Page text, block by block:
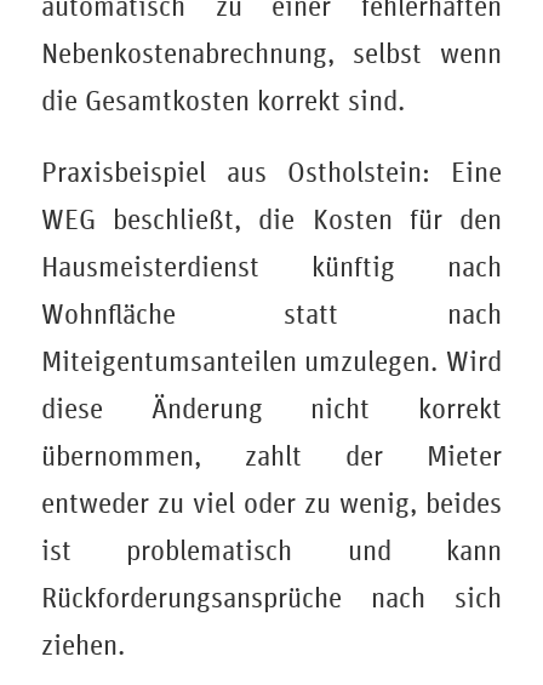
automatisch zu einer fehlerhaften
Nebenkostenabrechnung, selbst wenn
die Gesamtkosten korrekt sind.
Praxisbeispiel aus Ostholstein: Eine
WEG beschließt, die Kosten für den
Hausmeisterdienst künftig nach
Wohnfläche statt nach
Miteigentumsanteilen umzulegen. Wird
diese Änderung nicht korrekt
übernommen, zahlt der Mieter
entweder zu viel oder zu wenig, beides
ist problematisch und kann
Rückforderungsansprüche nach sich
ziehen.